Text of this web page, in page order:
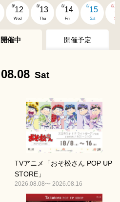
8/12
Wed
8/13
Thu
8/14
Fri
8/15
Sat
8/
Sun
開催中 開催予定
08.08 Sat
TVアニメ「おそ松さん POP UP
STORE」
2026.08.08〜 2026.08.16